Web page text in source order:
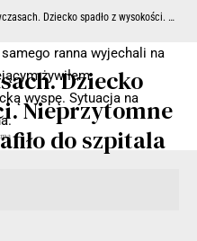
ranna wyjechali na
żywiłem.
wyspę. Sytuacja na
-
spadło z wysokości. Nieprzytomne z urazem głowy trafiło do szpitala
Dziecko
Nieprzytomne
do szpitala